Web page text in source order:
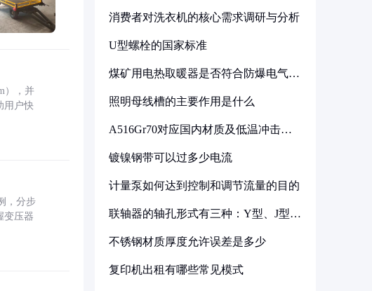
），并
用户快
，分步
变压器
消费者对洗衣机的核心需求调研与分析
U型螺栓的国家标准
煤矿用电热取暖器是否符合防爆电气设
照明母线槽的主要作用是什么
A516Gr70对应国内材质及低温冲击要
镀镍钢带可以过多少电流
计量泵如何达到控制和调节流量的目的
联轴器的轴孔形式有三种：Y型、J型、
不锈钢材质厚度允许误差是多少
复印机出租有哪些常见模式